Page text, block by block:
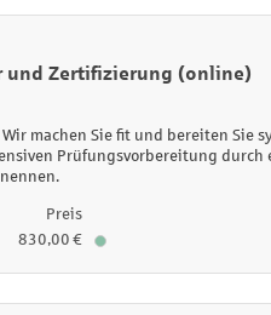
und Zertifizierung (online)
machen Sie fit und bereiten
Prüfungsvorbereitung
Preis
830,00 €